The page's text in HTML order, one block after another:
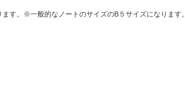
す。※一般的なノートのサイズのB５サイズになります。